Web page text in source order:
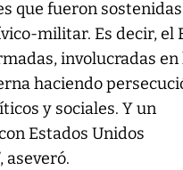
que fueron
militar. Es decir, el
involucradas en
haciendo
y sociales. Y un
Estados Unidos
aseveró.